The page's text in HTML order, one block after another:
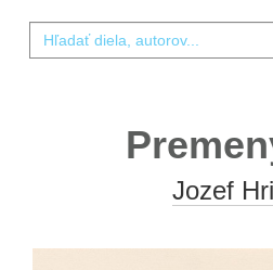
Jozef